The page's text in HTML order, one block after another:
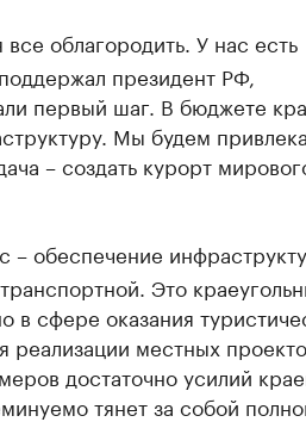
облагородить. У нас есть
президент РФ,
первый шаг. В бюджете
Мы будем
– создать курорт
обеспечение
Это
в сфере оказания
реализации местных
достаточно усилий
тянет за собой